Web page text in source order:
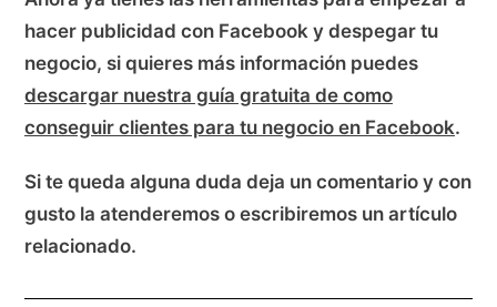
hacer publicidad con Facebook y despegar tu
negocio, si quieres más información puedes
descargar nuestra guía gratuita de como
conseguir clientes para tu negocio en Facebook.
Si te queda alguna duda deja un comentario y con
gusto la atenderemos o escribiremos un artículo
relacionado.